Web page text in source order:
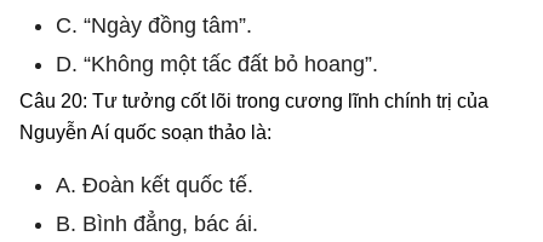
C. “Ngày đồng tâm”.
D. “Không một tấc đất bỏ hoang”.
Câu 20: Tư tưởng cốt lõi trong cương lĩnh chính trị của
Nguyễn Aí quốc soạn thảo là:
A. Đoàn kết quốc tế.
B. Bình đẳng, bác ái.